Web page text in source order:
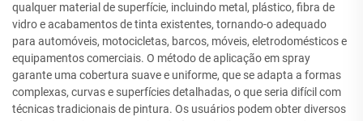
qualquer material de superfície, incluindo metal, plástico, fibra de
vidro e acabamentos de tinta existentes, tornando-o adequado
para automóveis, motocicletas, barcos, móveis, eletrodomésticos e
equipamentos comerciais. O método de aplicação em spray
garante uma cobertura suave e uniforme, que se adapta a formas
complexas, curvas e superfícies detalhadas, o que seria difícil com
técnicas tradicionais de pintura. Os usuários podem obter diversos